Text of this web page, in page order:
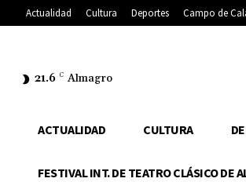
Actualidad Cultura Deportes Campo de
21.6 C Almagro
ACTUALIDAD CULTURA
FESTIVAL INT. DE TEATRO CLÁSICO DE